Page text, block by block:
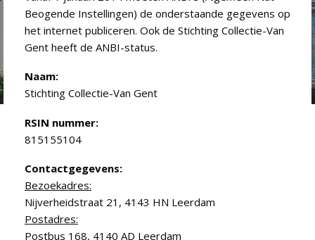
Beogende Instellingen) de onderstaande gegevens op
het internet publiceren. Ook de Stichting Collectie-Van
Gent heeft de ANBI-status.
Naam:
Stichting Collectie-Van Gent
RSIN nummer:
815155104
Contactgegevens:
Bezoekadres:
Nijverheidstraat 21, 4143 HN Leerdam
Postadres:
Postbus 168, 4140 AD Leerdam